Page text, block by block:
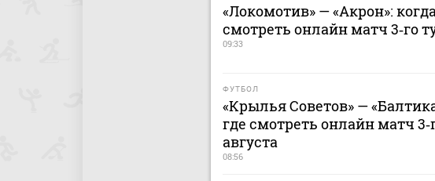
«Локомотив» — «Акрон»:
смотреть онлайн матч 3‑го
09:33
ФУТБОЛ
«Крылья Советов» —
где смотреть онлайн матч
августа
08:56